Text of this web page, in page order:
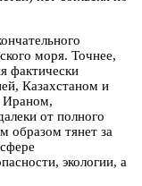
моря. Точнее,
фактически
Казахстаном и
Ираном,
от полного
образом тянет за
экологии, а